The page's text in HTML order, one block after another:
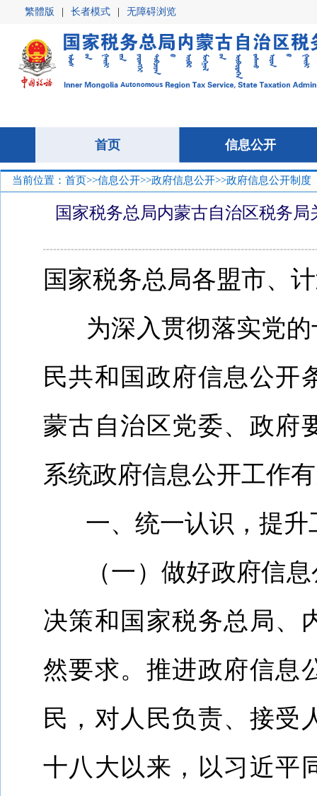
繁體版 长者模式 无障碍浏览
首页 信息公开
首页 信息公开
当前位置： 首页>>信息公开>>政府信息公开>>政府信息公开制度
国家税务总局内蒙古自治区税务
国家税务总局各盟市、
为深入贯彻落实党
民共和国政府信息公开
蒙古自治区党委、政府
系统政府信息公开工作
一、统一认识，提升
（一）做好政府信
决策和国家税务总局、
然要求。 推进政府信息
民，对人民负责、接受
十八大以来，以习近平